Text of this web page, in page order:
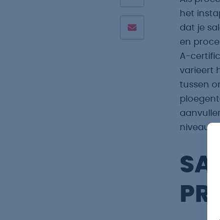
het
dat je
en
A-
varieert
tussen
niveau!